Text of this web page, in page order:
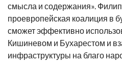
смысла и содержания». Филип
проевропейская коалиция в
сможет эффективно
Кишиневом и Бухарестом и
инфраструктуры на благо